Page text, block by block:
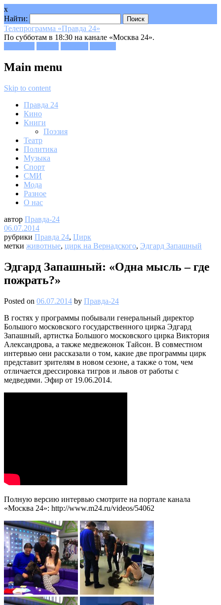
x
Найти:
Телепрограмма «Правда 24»
По субботам в 18:30 на канале «Москва 24».
Main menu
Skip to content
Правда 24
Кино
Книги
Поэзия
Театр
Политика
Музыка
Спорт
СМИ
Мода
Разное
О нас
автор Правда-24
06.07.2014
рубрики Правда 24, Цирк
метки животные, цирк на Вернадского, Эдгард Запашный
Эдгард Запашный: «Одна мысль – где
пожрать?»
Posted on 06.07.2014 by Правда-24
В гостях у программы побывали генеральный директор
Большого московского государственного цирка Эдгард
Запашный, артистка Большого московского цирка Виктория
Александрова, а также медвежонок Тайсон. В совместном
интервью они рассказали о том, какие две программы цирк
представит зрителям в новом сезоне, а также о том, чем
отличается дрессировка тигров и львов от работы с
медведями. Эфир от 19.06.2014.
Полную версию интервью смотрите на портале канала
«Москва 24»: http://www.m24.ru/videos/54062